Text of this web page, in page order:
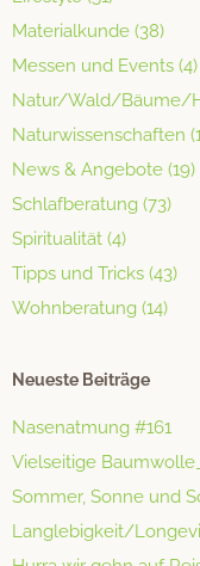
Materialkunde (38)
Messen und Events (4)
Natur/Wald/Bäume/
Naturwissenschaften
News & Angebote (19)
Schlafberatung (73)
Spiritualität (4)
Tipps und Tricks (43)
Wohnberatung (14)
Neueste Beiträge
Nasenatmung #161
Vielseitige
Sommer, Sonne und
Langlebigkeit/